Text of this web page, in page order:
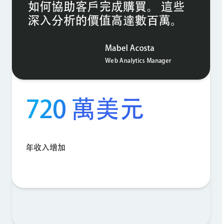
如何協助客戶完成購買。 這些
深入分析的價值高達數百萬。
Mabel Acosta
Web Analytics Manager
720 萬美元
年收入增加